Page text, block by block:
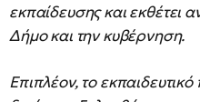
εκπαίδευσης και εκθέτει
Δήμο και την κυβέρνηση.
Επιπλέον, το